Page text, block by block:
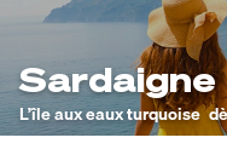
Sardaigne
L’île aux eaux turquoise